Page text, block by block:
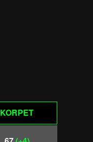
KORPET